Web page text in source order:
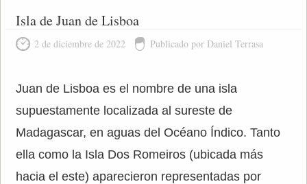
Isla de Juan de Lisboa
2 de diciembre de 2022 Publicado por Daniel Terrasa
Juan de Lisboa es el nombre de una isla
supuestamente localizada al sureste de
Madagascar, en aguas del Océano Índico. Tanto
ella como la Isla Dos Romeiros (ubicada más
hacia el este) aparecieron representadas por